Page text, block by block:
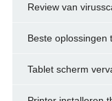
Review van
Beste oplossingen
Tablet scherm